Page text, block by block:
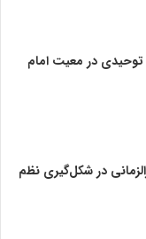
در معیت امام
در شکل‌گیری نظم